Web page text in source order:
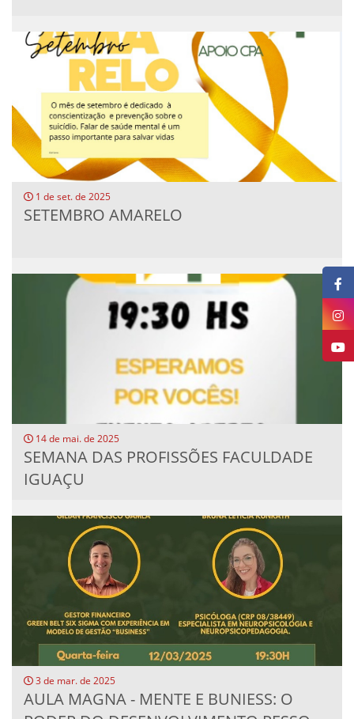
1 de set. de 2025
SETEMBRO AMARELO
14 de mai. de 2025
SEMANA DAS PROFISSÕES FACULDADE
IGUAÇU
3 de mar. de 2025
AULA MAGNA - MENTE E BUNIESS: O